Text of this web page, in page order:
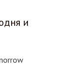
и